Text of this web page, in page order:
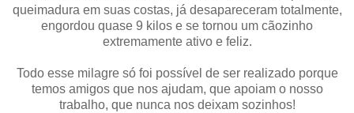
queimadura em suas costas, já desapareceram totalmente,
engordou quase 9 kilos e se tornou um cãozinho
extremamente ativo e feliz.
Todo esse milagre só foi possível de ser realizado porque
temos amigos que nos ajudam, que apoiam o nosso
trabalho, que nunca nos deixam sozinhos!